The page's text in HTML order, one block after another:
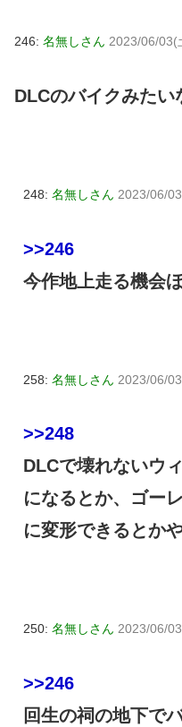
246: 名無しさん 2023/06/03(
DLCのバイクみたい
248: 名無しさん 2023/06/
>>246
今作地上走る機会
258: 名無しさん 2023/06/
>>248
DLCで壊れないウ
になるとか、ゴー
に変形できるとか
250: 名無しさん 2023/06/
>>246
回生の祠の地下で